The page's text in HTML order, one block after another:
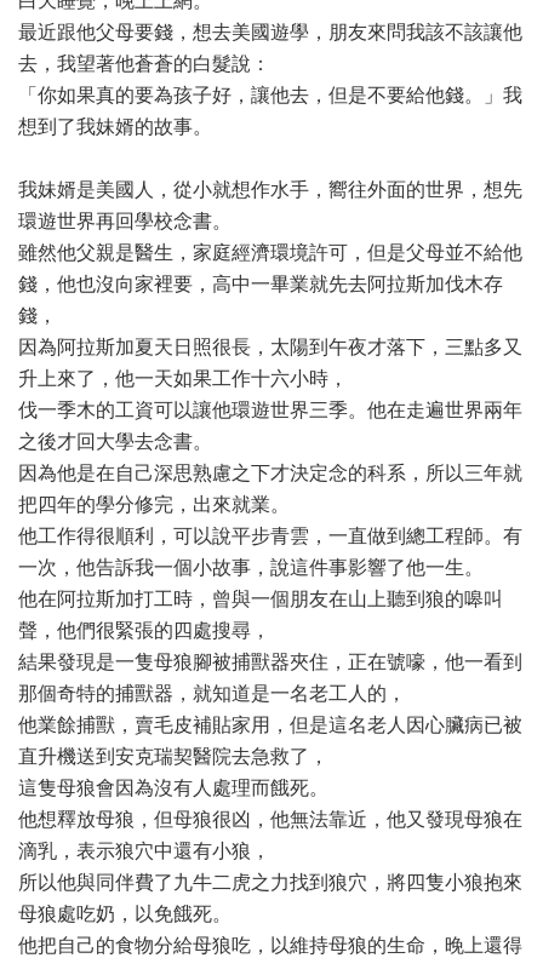
最近跟他父母要錢，想去美國遊學，朋友來問我該不該讓他
去，我望著他蒼蒼的白髮說：
「你如果真的要為孩子好，讓他去，但是不要給他錢。」我
想到了我妹婿的故事。
我妹婿是美國人，從小就想作水手，嚮往外面的世界，想先
環遊世界再回學校念書。
雖然他父親是醫生，家庭經濟環境許可，但是父母並不給他
錢，他也沒向家裡要，高中一畢業就先去阿拉斯加伐木存
錢，
因為阿拉斯加夏天日照很長，太陽到午夜才落下，三點多又
升上來了，他一天如果工作十六小時，
伐一季木的工資可以讓他環遊世界三季。他在走遍世界兩年
之後才回大學去念書。
因為他是在自己深思熟慮之下才決定念的科系，所以三年就
把四年的學分修完，出來就業。
他工作得很順利，可以說平步青雲，一直做到總工程師。有
一次，他告訴我一個小故事，說這件事影響了他一生。
他在阿拉斯加打工時，曾與一個朋友在山上聽到狼的嗥叫
聲，他們很緊張的四處搜尋，
結果發現是一隻母狼腳被捕獸器夾住，正在號嚎，他一看到
那個奇特的捕獸器，就知道是一名老工人的，
他業餘捕獸，賣毛皮補貼家用，但是這名老人因心臟病已被
直升機送到安克瑞契醫院去急救了，
這隻母狼會因為沒有人處理而餓死。
他想釋放母狼，但母狼很凶，他無法靠近，他又發現母狼在
滴乳，表示狼穴中還有小狼，
所以他與同伴費了九牛二虎之力找到狼穴，將四隻小狼抱來
母狼處吃奶，以免餓死。
他把自己的食物分給母狼吃，以維持母狼的生命，晚上還得